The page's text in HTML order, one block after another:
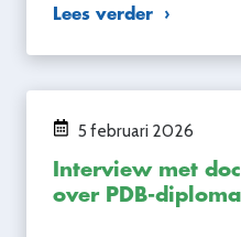
Lees verder
5 februari 2026
Interview met
over PDB-diploma